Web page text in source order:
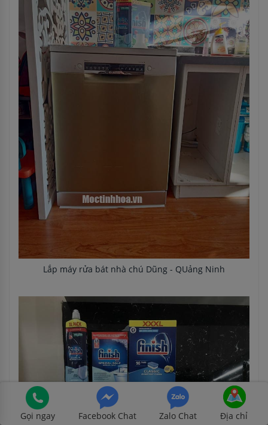
Lắp máy rửa bát nhà chú Dũng - QUảng Ninh
Gọi ngay Facebook Chat Zalo Chat Địa chỉ